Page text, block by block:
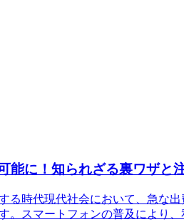
能に！知られざる裏ワザと
る時代現代社会において、急な
。スマートフォンの普及により